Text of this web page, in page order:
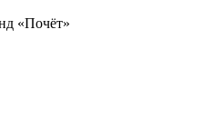
«Почёт»